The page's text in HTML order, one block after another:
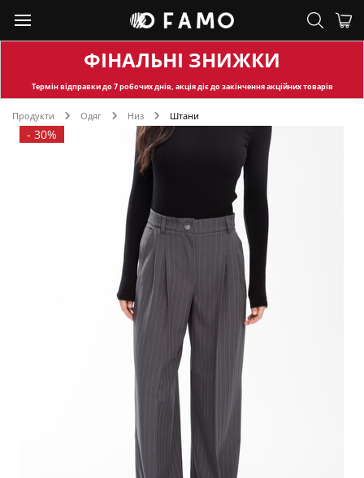
ФІНАЛЬНІ ЗНИЖКИ
Термін відправкидо 7 робочих днів, акція діє до закінчення акційних товарів
Продукти Одяг Низ Штани
- 30%